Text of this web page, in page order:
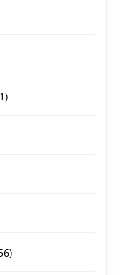
21
56